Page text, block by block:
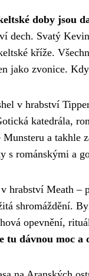
doby jsou
dech. Svatý
kříže.
jako zvonice.
v hrabství
katedrála,
a takhle
s románskými a
hrabství Meath –
shromáždění.
opevnění,
tu dávnou moc a